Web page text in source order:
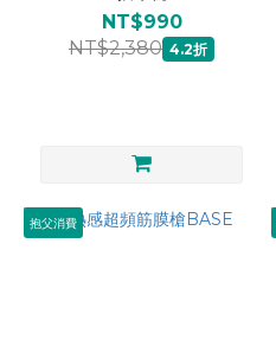
NT$990
NT$2,380 4.2折
抱父消費